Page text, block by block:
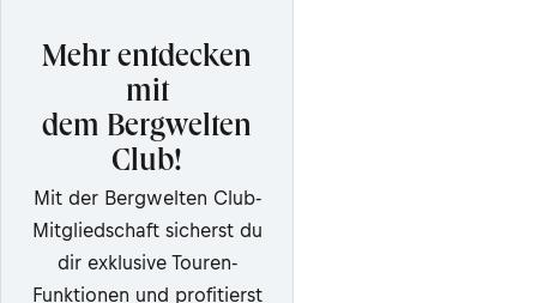
Mehr entdecken
mit
dem Bergwelten
Club!
Mit der Bergwelten Club-
Mitgliedschaft sicherst du
dir exklusive Touren-
Funktionen und profitierst